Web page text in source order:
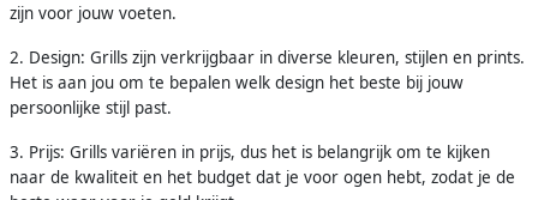
zijn voor jouw voeten.
2. Design: Grills zijn verkrijgbaar in diverse kleuren, stijlen en prints.
Het is aan jou om te bepalen welk design het beste bij jouw
persoonlijke stijl past.
3. Prijs: Grills variëren in prijs, dus het is belangrijk om te kijken
naar de kwaliteit en het budget dat je voor ogen hebt, zodat je de